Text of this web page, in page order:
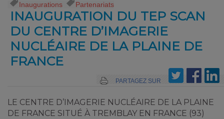
Inaugurations Partenariats
INAUGURATION DU TEP SCAN
DU CENTRE D’IMAGERIE
NUCLÉAIRE DE LA PLAINE DE
FRANCE
PARTAGEZ SUR
LE CENTRE D’IMAGERIE NUCLÉAIRE DE LA PLAINE
DE FRANCE SITUÉ À TREMBLAY EN FRANCE (93)